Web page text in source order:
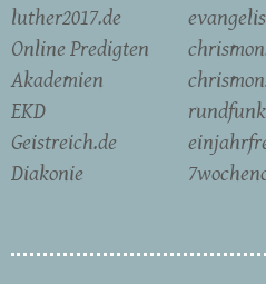
luther2017.de
Online Predigten
Akademien
EKD
Geistreich.de
Diakonie